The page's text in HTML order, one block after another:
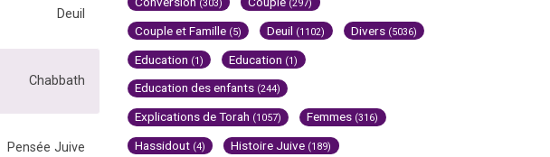
Deuil
Chabbath
Pensée Juive
(303) (297)
Couple et Famille (5) Deuil (1102) Divers (5036)
Education (1) Education (1)
Education des enfants (244)
Explications de Torah (1057) Femmes (316)
Hassidout (4) Histoire Juive (189)